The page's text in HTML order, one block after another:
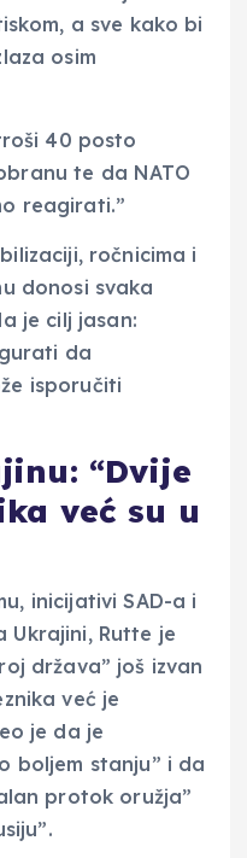
a sve kako bi
osim
40 posto
te da NATO
reagirati.”
ročnicima i
donosi svaka
je cilj jasan:
da
isporučiti
“Dvije
već su u
inicijativi SAD-a i
Ukrajini, Rutte je
država” još izvan
već je
je da je
boljem stanju” i da
protok oružja”